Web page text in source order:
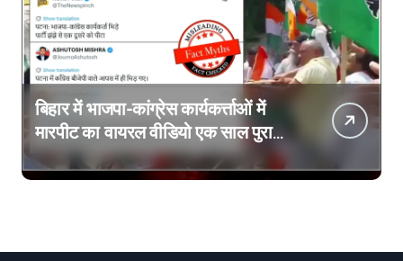
बिहार में भाजपा-कांग्रेस कार्यकर्त्ताओं में
मारपीट का वायरल वीडियो एक साल पुराना
है